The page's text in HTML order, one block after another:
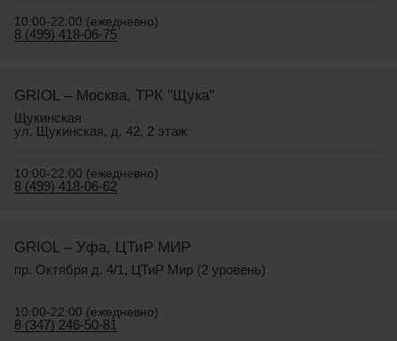
10:00-22:00 (ежедневно)
8 (499) 418-06-75
GRIOL – Москва, ТРК "Щука"
Щукинская
ул. Щукинская, д. 42, 2 этаж
10:00-22:00 (ежедневно)
8 (499) 418-06-62
GRIOL – Уфа, ЦТиР МИР
пр. Октября д. 4/1, ЦТиР Мир (2 уровень)
10:00-22:00 (ежедневно)
8 (347) 246-50-81